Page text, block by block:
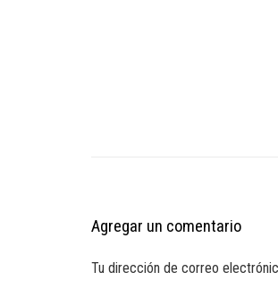
Agregar un comentario
Tu dirección de correo